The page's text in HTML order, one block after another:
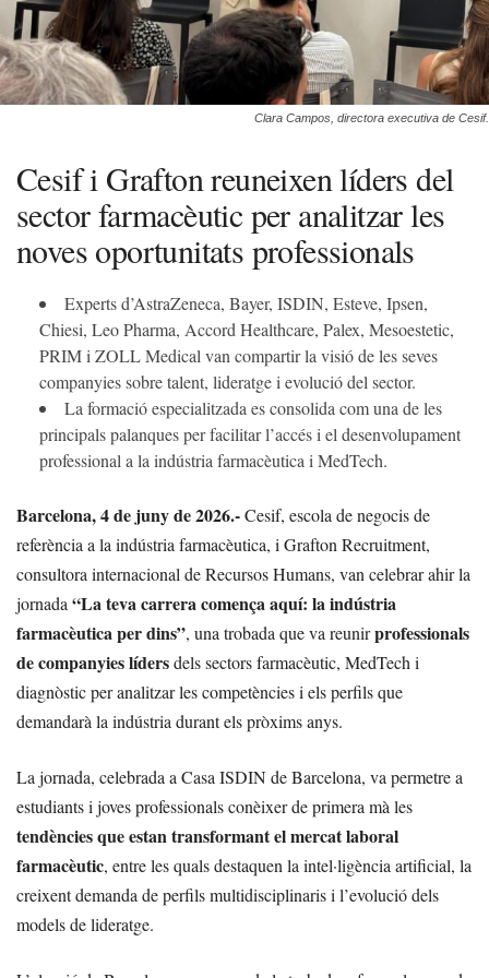
Clara Campos, directora executiva de Cesif.
Cesif i Grafton reuneixen líders del
sector farmacèutic per analitzar les
noves oportunitats professionals
Experts d’AstraZeneca, Bayer, ISDIN, Esteve, Ipsen,
Chiesi, Leo Pharma, Accord Healthcare, Palex, Mesoestetic,
PRIM i ZOLL Medical van compartir la visió de les seves
companyies sobre talent, lideratge i evolució del sector.
La formació especialitzada es consolida com una de les
principals palanques per facilitar l’accés i el desenvolupament
professional a la indústria farmacèutica i MedTech.
Barcelona, 4 de juny de 2026.-Cesif, escola de negocis de
referència a la indústria farmacèutica, i Grafton Recruitment,
consultora internacional de Recursos Humans, van celebrar ahir la
jornada“La teva carrera comença aquí: la indústria
farmacèutica per dins”, una trobada que va reunirprofessionals
de companyies lídersdels sectors farmacèutic, MedTech i
diagnòstic per analitzar les competències i els perfils que
demandarà la indústria durant els pròxims anys.
La jornada, celebrada a Casa ISDIN de Barcelona, va permetre a
estudiants i joves professionals conèixer de primera mà les
tendències que estan transformant el mercat laboral
farmacèutic, entre les quals destaquen la intel·ligència artificial, la
creixent demanda de perfils multidisciplinaris i l’evolució dels
models de lideratge.